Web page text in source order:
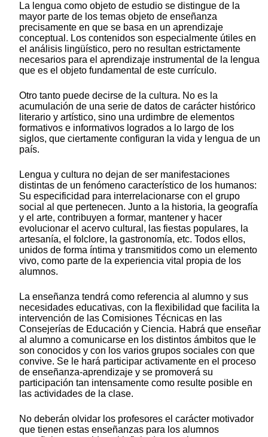
La lengua como objeto de estudio se distingue de la
mayor parte de los temas objeto de enseñanza
precisamente en que se basa en un aprendizaje
conceptual. Los contenidos son especialmente útiles en
el análisis lingüístico, pero no resultan estrictamente
necesarios para el aprendizaje instrumental de la lengua
que es el objeto fundamental de este currículo.
Otro tanto puede decirse de la cultura. No es la
acumulación de una serie de datos de carácter histórico
literario y artístico, sino una urdimbre de elementos
formativos e informativos logrados a lo largo de los
siglos, que ciertamente configuran la vida y lengua de un
país.
Lengua y cultura no dejan de ser manifestaciones
distintas de un fenómeno característico de los humanos:
Su especificidad para interrelacionarse con el grupo
social al que pertenecen. Junto a la historia, la geografía
y el arte, contribuyen a formar, mantener y hacer
evolucionar el acervo cultural, las fiestas populares, la
artesanía, el folclore, la gastronomía, etc. Todos ellos,
unidos de forma íntima y transmitidos como un elemento
vivo, como parte de la experiencia vital propia de los
alumnos.
La enseñanza tendrá como referencia al alumno y sus
necesidades educativas, con la flexibilidad que facilita la
intervención de las Comisiones Técnicas en las
Consejerías de Educación y Ciencia. Habrá que enseñar
al alumno a comunicarse en los distintos ámbitos que le
son conocidos y con los varios grupos sociales con que
convive. Se le hará participar activamente en el proceso
de enseñanza-aprendizaje y se promoverá su
participación tan intensamente como resulte posible en
las actividades de la clase.
No deberán olvidar los profesores el carácter motivador
que tienen estas enseñanzas para los alumnos